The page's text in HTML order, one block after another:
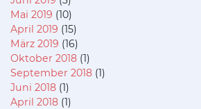
Mai 2019 (10)
April 2019 (15)
März 2019 (16)
Oktober 2018 (1)
September 2018 (1)
Juni 2018 (1)
April 2018 (1)